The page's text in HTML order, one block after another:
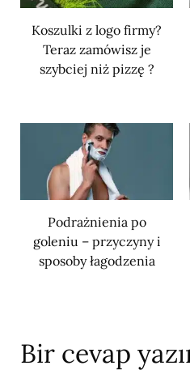
Koszulki z logo firmy?
Teraz zamówisz je
szybciej niż pizzę ?
Podrażnienia po
goleniu – przyczyny i
sposoby łagodzenia
Bir cevap